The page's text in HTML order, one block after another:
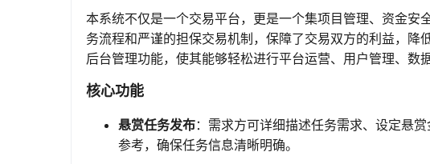
本系统不仅是一个交易平台，更是一个集项目管理、资金
务流程和严谨的担保交易机制，保障了交易双方的利益，
后台管理功能，使其能够轻松进行平台运营、用户管理、数
核心功能
悬赏任务发布：需求方可详细描述任务需求、设定悬
参考，确保任务信息清晰明确。